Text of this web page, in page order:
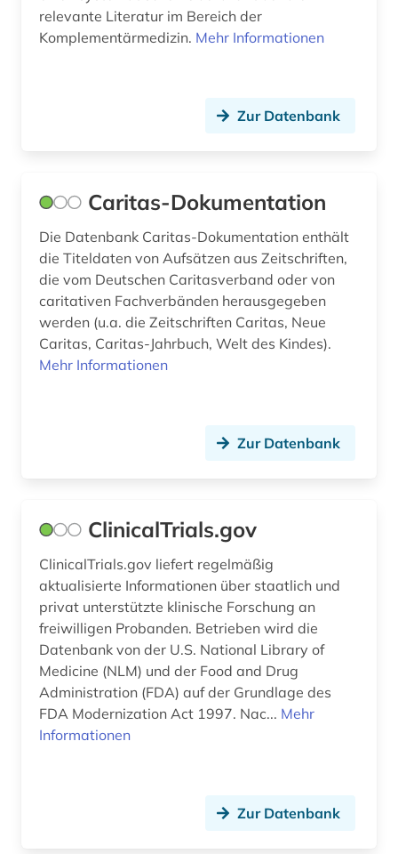
relevante Literatur im Bereich der
Komplementärmedizin. Mehr Informationen
Zur Datenbank
Caritas-Dokumentation
Die Datenbank Caritas-Dokumentation enthält
die Titeldaten von Aufsätzen aus Zeitschriften,
die vom Deutschen Caritasverband oder von
caritativen Fachverbänden herausgegeben
werden (u.a. die Zeitschriften Caritas, Neue
Caritas, Caritas-Jahrbuch, Welt des Kindes).
Mehr Informationen
Zur Datenbank
ClinicalTrials.gov
ClinicalTrials.gov liefert regelmäßig
aktualisierte Informationen über staatlich und
privat unterstützte klinische Forschung an
freiwilligen Probanden. Betrieben wird die
Datenbank von der U.S. National Library of
Medicine (NLM) und der Food and Drug
Administration (FDA) auf der Grundlage des
FDA Modernization Act 1997. Nac... Mehr
Informationen
Zur Datenbank